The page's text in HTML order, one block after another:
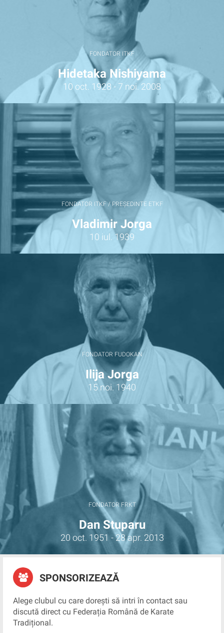
FONDATOR ITKF
Hidetaka Nishiyama
10 oct. 1928 - 7 noi. 2008
FONDATOR ITKF / PREȘEDINTE ETKF
Vladimir Jorga
10 iul. 1939
FONDATOR FUDOKAN
Ilija Jorga
15 noi. 1940
FONDATOR FRKT
Dan Stuparu
20 oct. 1951 - 28 apr. 2013
SPONSORIZEAZĂ
Alege clubul cu care dorești să intri în contact sau
discută direct cu Federația Română de Karate
Tradițional.